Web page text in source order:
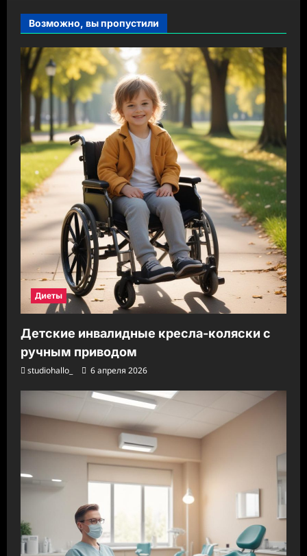
Возможно, вы пропустили
Диеты
Детские инвалидные кресла-коляски с
ручным приводом
studiohallo_ 6 апреля 2026